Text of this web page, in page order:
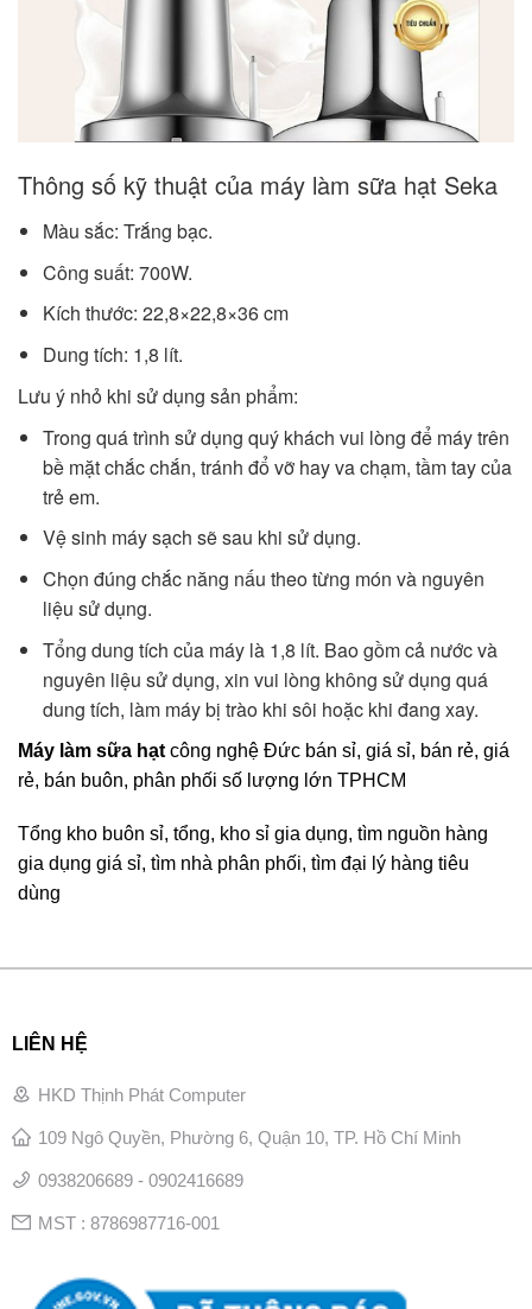
Thông số kỹ thuật của máy làm sữa hạt Seka
Màu sắc: Trắng bạc.
Công suất: 700W.
Kích thước: 22,8×22,8×36 cm
Dung tích: 1,8 lít.
Lưu ý nhỏ khi sử dụng sản phẩm:
Trong quá trình sử dụng quý khách vui lòng để máy trên
bề mặt chắc chắn, tránh đổ vỡ hay va chạm, tầm tay của
trẻ em.
Vệ sinh máy sạch sẽ sau khi sử dụng.
Chọn đúng chắc năng nấu theo từng món và nguyên
liệu sử dụng.
Tổng dung tích của máy là 1,8 lít. Bao gồm cả nước và
nguyên liệu sử dụng, xin vui lòng không sử dụng quá
dung tích, làm máy bị trào khi sôi hoặc khi đang xay.
Máy làm sữa hạt công nghệ Đức bán sỉ, giá sỉ, bán rẻ, giá
rẻ, bán buôn, phân phối số lượng lớn TPHCM
Tổng kho buôn sỉ, tổng, kho sỉ gia dụng, tìm nguồn hàng
gia dụng giá sỉ, tìm nhà phân phối, tìm đại lý hàng tiêu
dùng
LIÊN HỆ
HKD Thịnh Phát Computer
109 Ngô Quyền, Phường 6, Quận 10, TP. Hồ Chí Minh
0938206689 - 0902416689
MST : 8786987716-001